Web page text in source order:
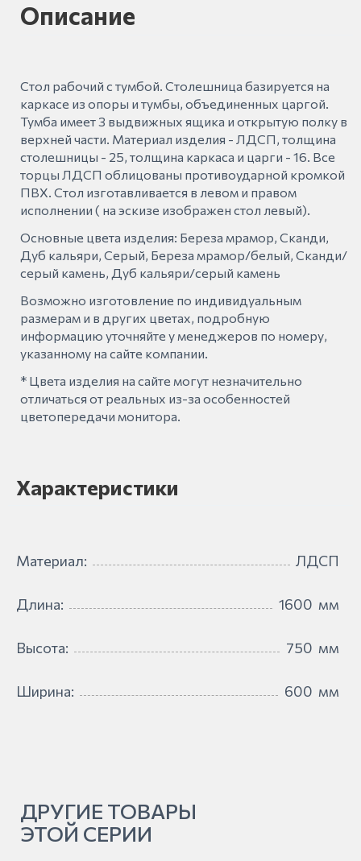
Описание
Стол рабочий с тумбой. Столешница базируется на
каркасе из опоры и тумбы, объединенных царгой.
Тумба имеет 3 выдвижных ящика и открытую полку в
верхней части. Материал изделия - ЛДСП, толщина
столешницы - 25, толщина каркаса и царги - 16. Все
торцы ЛДСП облицованы противоударной кромкой
ПВХ. Стол изготавливается в левом и правом
исполнении ( на эскизе изображен стол левый).
Основные цвета изделия: Береза мрамор, Сканди,
Дуб кальяри, Серый, Береза мрамор/белый, Сканди/
серый камень, Дуб кальяри/серый камень
Возможно изготовление по индивидуальным
размерам и в других цветах, подробную
информацию уточняйте у менеджеров по номеру,
указанному на сайте компании.
* Цвета изделия на сайте могут незначительно
отличаться от реальных из-за особенностей
цветопередачи монитора.
Характеристики
Материал: ЛДСП
Длина: 1600 мм
Высота: 750 мм
Ширина: 600 мм
ДРУГИЕ ТОВАРЫ
ЭТОЙ СЕРИИ